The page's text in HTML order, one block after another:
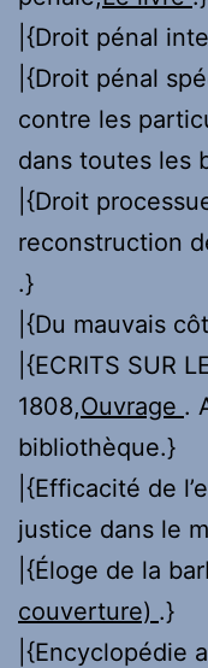
|{Droit pénal
|{Droit pénal
contre les
dans toutes les
|{Droit
reconstruction
.}
|{Du mauvais
|{ECRITS SUR
1808,Ouvrage .
bibliothèque.}
|{Efficacité de
justice dans le
|{Éloge de la
couverture) .}
|{Encyclopédie